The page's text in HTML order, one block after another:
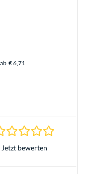
€ 6,71
Jetzt bewerten